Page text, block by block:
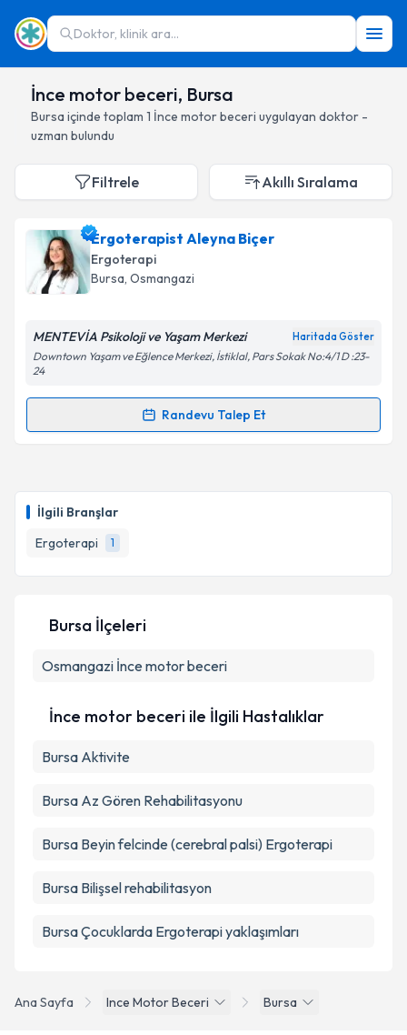
Doktor, klinik ara...
İnce motor beceri, Bursa
Bursa içinde toplam 1 İnce motor beceri uygulayan doktor -
uzman bulundu
İlgili Branşlar
Ergoterapi
1
Filtrele Akıllı Sıralama
Ergoterapist Aleyna Biçer
Ergoterapi
Bursa, Osmangazi
MENTEVİA Psikoloji ve Yaşam Merkezi Haritada Göster
Downtown Yaşam ve Eğlence Merkezi, İstiklal, Pars Sokak No:4/1 D :23-
24
Randevu Talep Et
Randevu Takvimi Talebi
için bir takvim hazırlandığında e-posta ile
bilgilendireceğiz.
E-posta Adresiniz
Kişisel verilerimin işlenmesine ilişkin
Ana Sayfa Ince Motor Beceri Bursa
Bursa İlçeleri
Osmangazi İnce motor beceri
İnce motor beceri ile İlgili Hastalıklar
Bursa Aktivite
Bursa Az Gören Rehabilitasyonu
Bursa Beyin felcinde (cerebral palsi) Ergoterapi
Bursa Bilişsel rehabilitasyon
Bursa Çocuklarda Ergoterapi yaklaşımları